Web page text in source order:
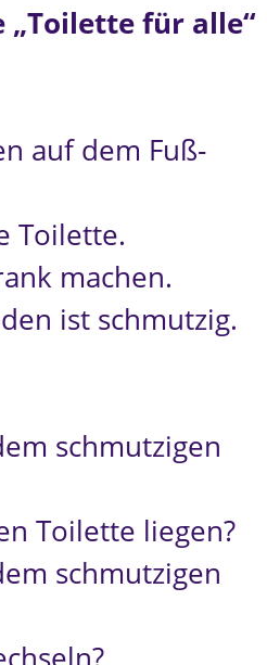
„Toilette für alle“
auf dem Fuß-
Toilette.
machen.
ist schmutzig.
schmutzigen
Toilette liegen?
schmutzigen